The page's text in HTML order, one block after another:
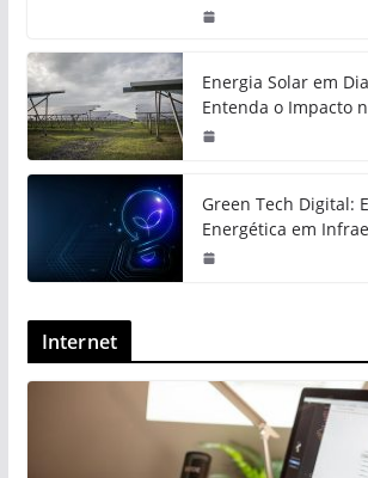
Energia Solar em
Entenda o Impacto
Green Tech Digital:
Energética em
Internet